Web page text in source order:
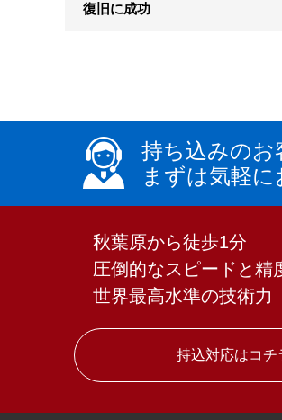
復旧に成功
持ち込みのお
まずは気軽に
秋葉原から徒歩1分
圧倒的なスピードと精
世界最高水準の技術力
持込対応はコチ